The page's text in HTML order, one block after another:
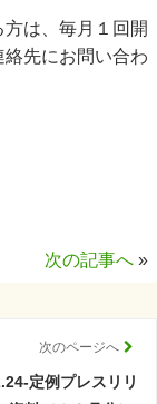
は、毎月１回開
先にお問い合わ
次の記事へ »
次のページへ
定例プレスリリ